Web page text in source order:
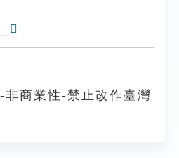
商業性-禁止改作臺灣